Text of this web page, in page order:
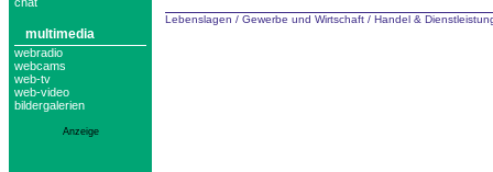
multimedia
webradio
webcams
web-tv
web-video
bildergalerien
Anzeige
Lebenslagen / Gewerbe und Wirtschaft / Handel &